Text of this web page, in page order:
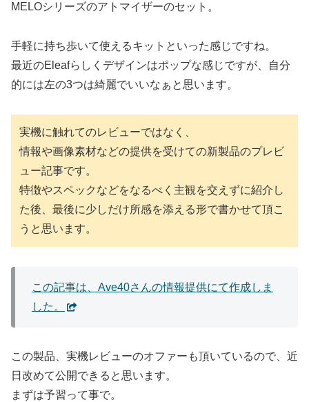
MELOシリーズのアトマイザーのセット。
手軽に持ち歩いて使えるキットといった感じですね。
最近のEleafらしくデザインはポップな感じですが、自分
的には左の3つは綺麗でいいなぁと思います。
実機に触れてのレビューではなく、
情報や画像素材などの提供を受けての新製品のプレビ
ュー記事です。
特徴やスペックなどをなるべく主観を交えずに紹介し
た後、最後に少しだけ所感を添える形で書かせて頂こ
うと思います。
この記事は、Ave40さんの情報提供にて作成しま
した。
この製品、実機レビューのオファーも頂いているので、近
日改めて公開できると思います。
まずは予習って事で。